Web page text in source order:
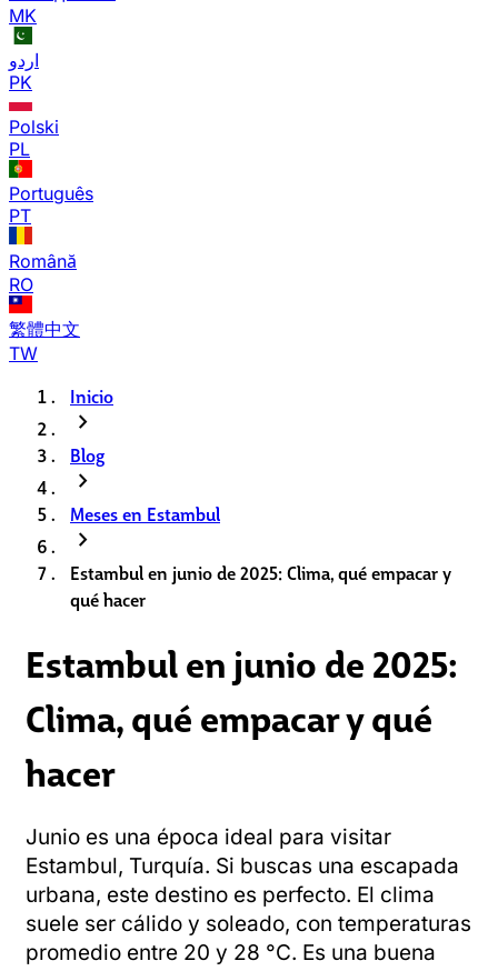
MK
اردو
PK
Polski
PL
Português
PT
Română
RO
繁體中文
TW
Inicio
chevron_right
Blog
chevron_right
Meses en Estambul
chevron_right
Estambul en junio de 2025: Clima, qué empacar y
qué hacer
Estambul en junio de 2025:
Clima, qué empacar y qué
hacer
Junio es una época ideal para visitar
Estambul, Turquía. Si buscas una escapada
urbana, este destino es perfecto. El clima
suele ser cálido y soleado, con temperaturas
promedio entre 20 y 28 °C. Es una buena